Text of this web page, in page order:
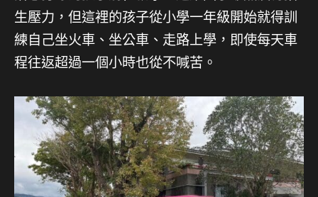
生壓力，但這裡的孩子從小學一年級開始就得訓
練自己坐火車、坐公車、走路上學，即使每天車
程往返超過一個小時也從不喊苦。